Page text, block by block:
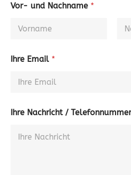
Vor- und Nachname *
Ihre Email *
Ihre Nachricht /